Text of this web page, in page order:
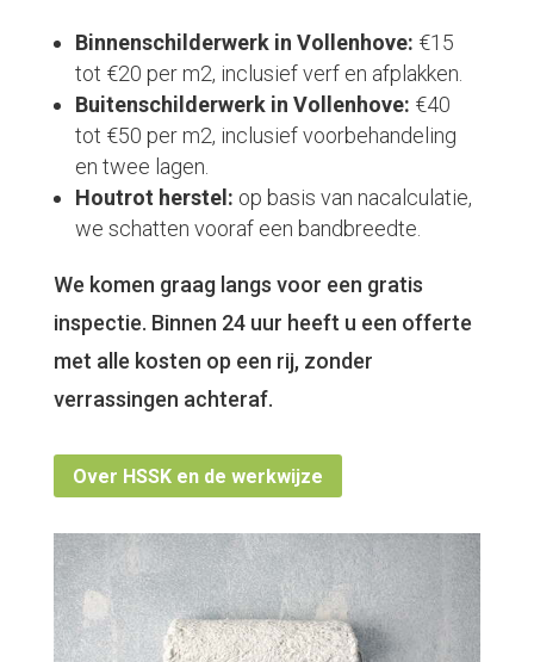
Binnenschilderwerk in Vollenhove: €15
tot €20 per m2, inclusief verf en afplakken.
Buitenschilderwerk in Vollenhove: €40
tot €50 per m2, inclusief voorbehandeling
en twee lagen.
Houtrot herstel: op basis van nacalculatie,
we schatten vooraf een bandbreedte.
We komen graag langs voor een gratis
inspectie. Binnen 24 uur heeft u een offerte
met alle kosten op een rij, zonder
verrassingen achteraf.
Over HSSK en de werkwijze